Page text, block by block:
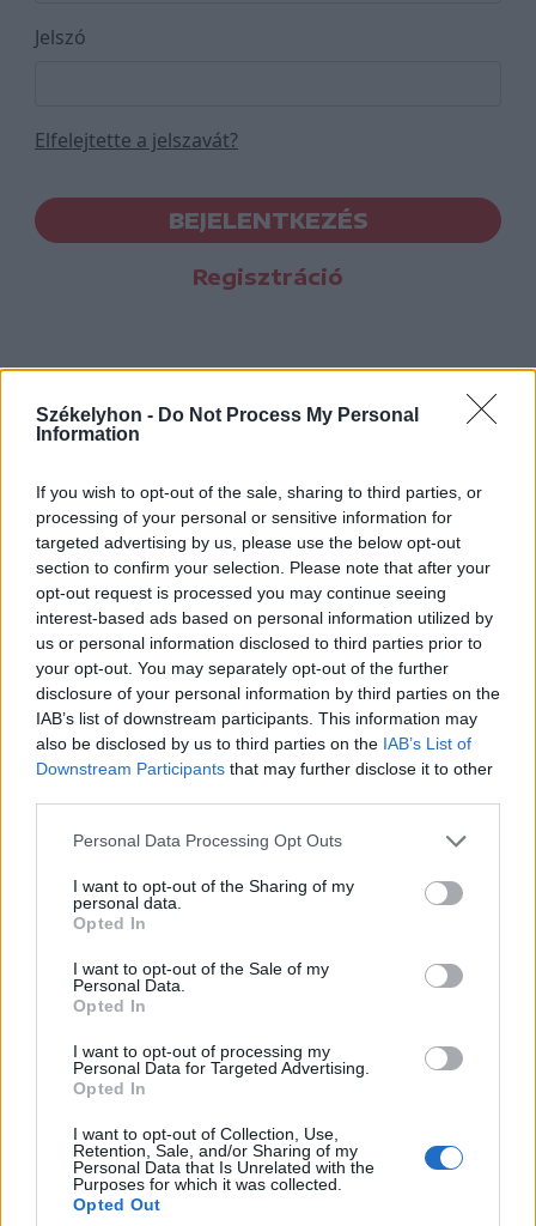
Székelyhon - Do Not Process My Personal
Information
If you wish to opt-out of the sale, sharing to third parties, or
processing of your personal or sensitive information for
targeted advertising by us, please use the below opt-out
section to confirm your selection. Please note that after your
opt-out request is processed you may continue seeing
interest-based ads based on personal information utilized by
us or personal information disclosed to third parties prior to
your opt-out. You may separately opt-out of the further
disclosure of your personal information by third parties on the
IAB’s list of downstream participants. This information may
also be disclosed by us to third parties on the IAB’s List of
Downstream Participants that may further disclose it to other
Personal Data Processing Opt Outs
I want to opt-out of the Sharing of my
personal data.
Opted In
I want to opt-out of the Sale of my
Personal Data.
Opted In
I want to opt-out of processing my
Personal Data for Targeted Advertising.
Opted In
I want to opt-out of Collection, Use,
Retention, Sale, and/or Sharing of my
Personal Data that Is Unrelated with the
Purposes for which it was collected.
Opted Out
Jelszó
Elfelejtette a jelszavát?
BEJELENTKEZÉS
Regisztráció
Hasznos
Impresszum
Szerzői jogok
Adatvédelmi tájékoztató
Cookie-kezelési tájékoztató
Hozzászólási szabályzat
Nyomtatott lapjaink archívuma
Székely Hírmondó archívuma
Sütibeállítások
Médiatér
Liget
Krónika
Bihari Napló